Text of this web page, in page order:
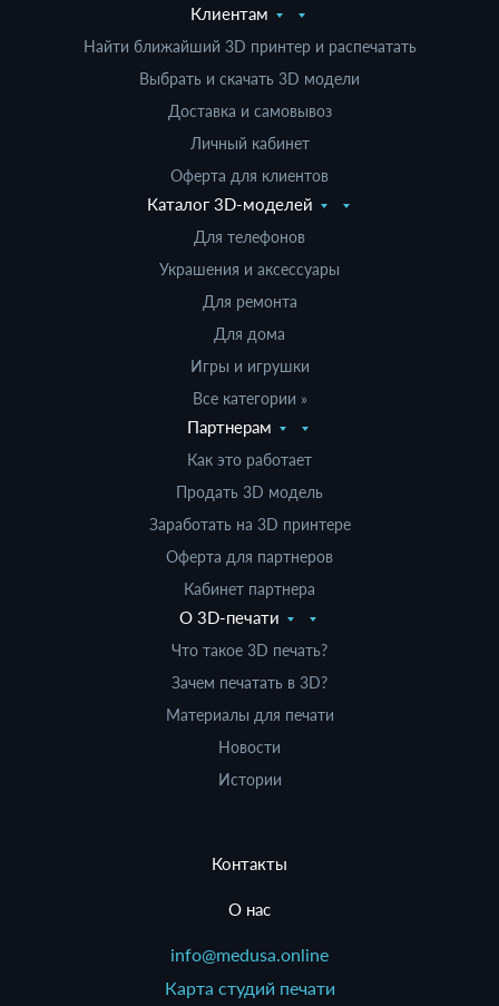
Клиентам
Найти ближайший 3D принтер и распечатать
Выбрать и скачать 3D модели
Доставка и самовывоз
Личный кабинет
Оферта для клиентов
Каталог 3D-моделей
Для телефонов
Украшения и аксессуары
Для ремонта
Для дома
Игры и игрушки
Все категории »
Партнерам
Как это работает
Продать 3D модель
Заработать на 3D принтере
Оферта для партнеров
Кабинет партнера
О 3D-печати
Что такое 3D печать?
Зачем печатать в 3D?
Материалы для печати
Новости
Истории
Контакты
О нас
info@medusa.online
Карта студий печати